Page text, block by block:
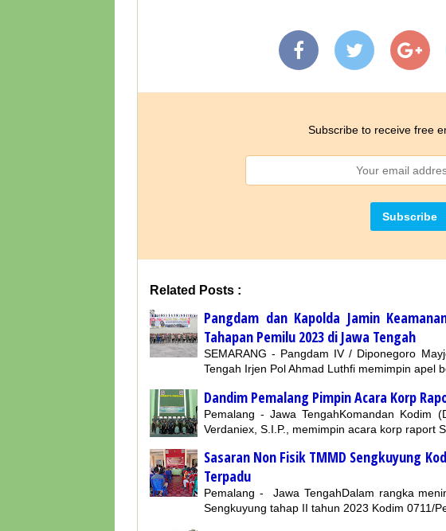
Subscribe to receive free
Related Posts :
Pangdam dan Kapolda Jamin
Tahapan Pemilu 2023 di Jawa Tengah
SEMARANG - Pangdam IV / Diponegoro
Tengah Irjen Pol Ahmad Luthfi memimpin apel
Dandim Pemalang Pimpin Acara Korp
Pemalang - Jawa TengahKomandan Kodim
Verdaniex, S.I.P., memimpin acara korp raport
Sasaran Non Fisik TMMD Sengkuyung
Terpadu
Pemalang - Jawa TengahDalam rangka
Sengkuyung tahap II tahun 2023 Kodim 0711/